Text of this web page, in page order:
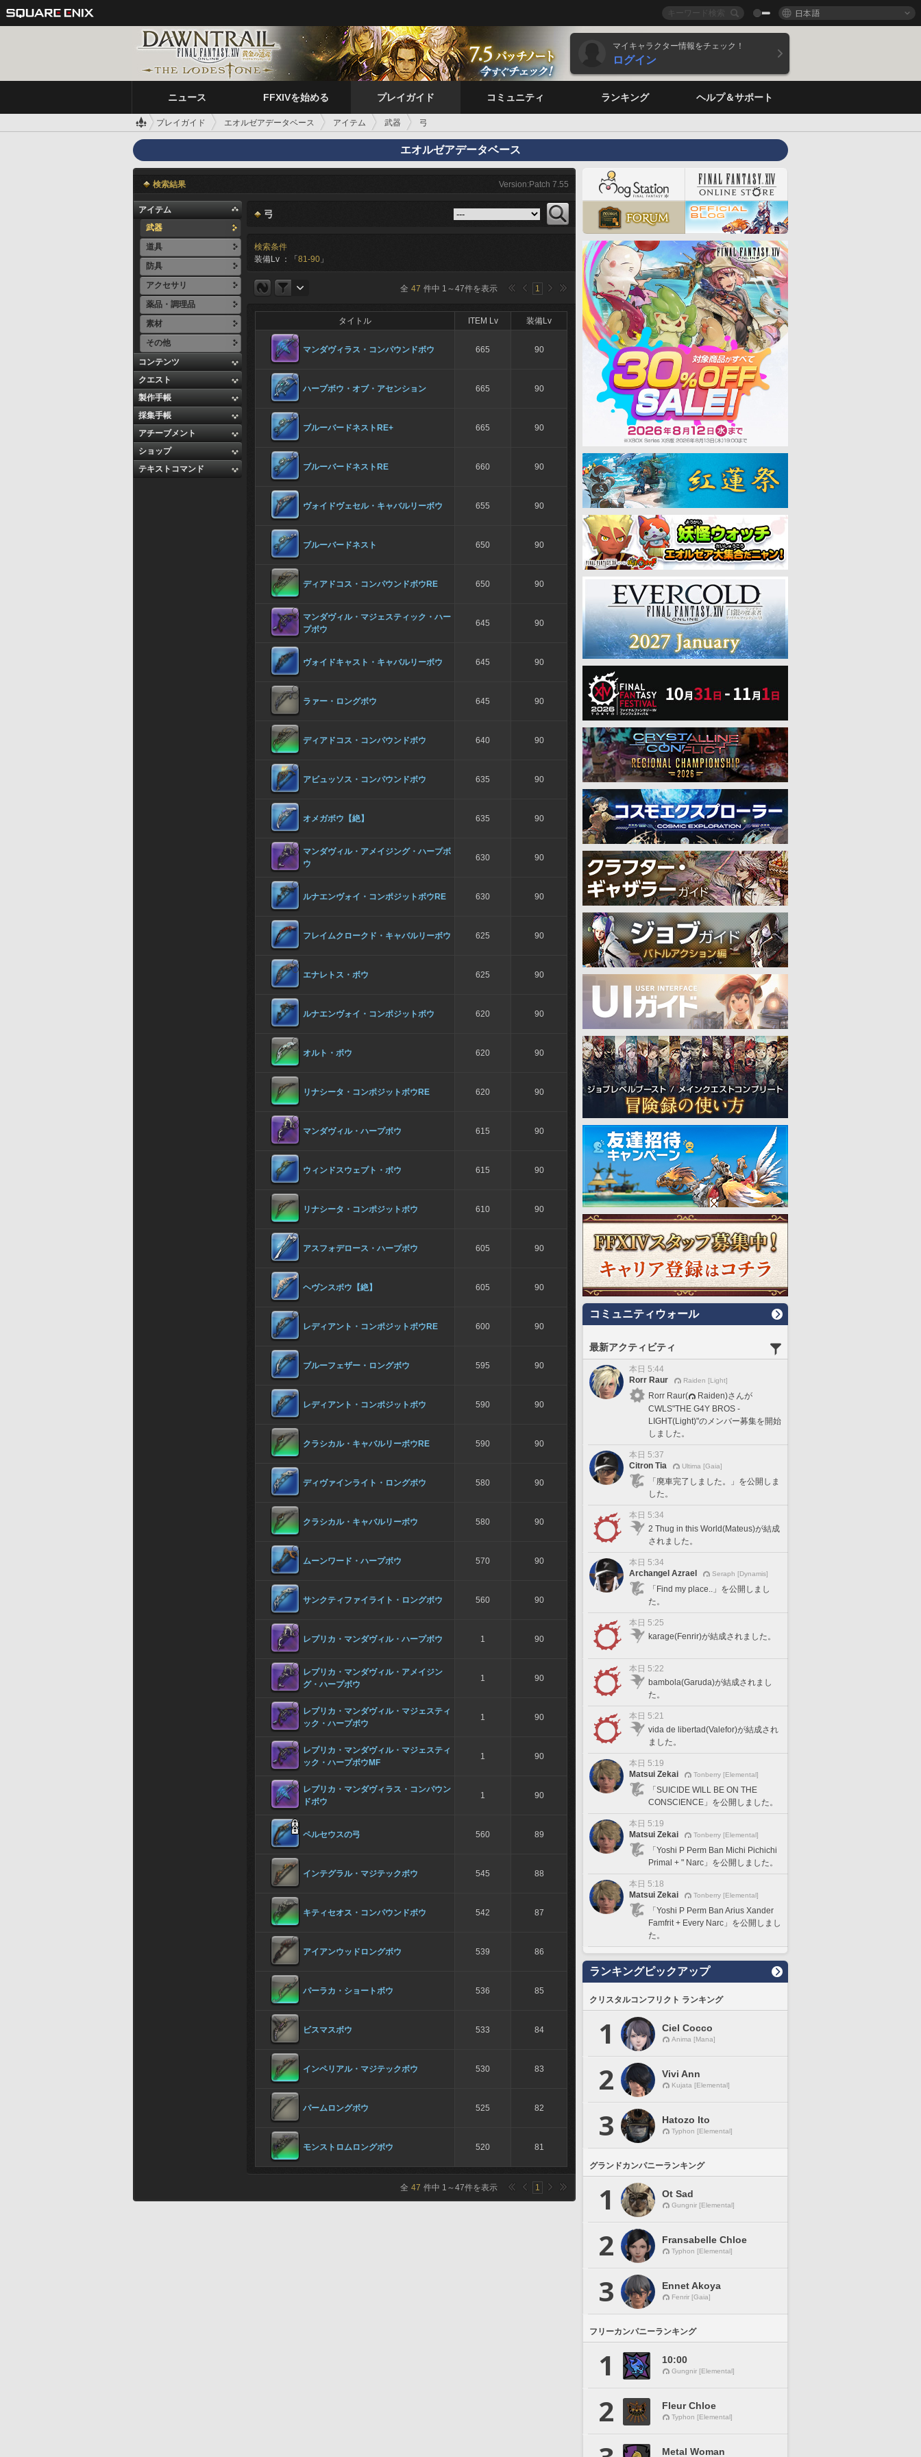
日本語
マイキャラクター情報をチェック！
ログイン
ニュース FFXIVを始める プレイガイド コミュニティ ランキング ヘルプ＆サポート
プレイガイド エオルゼアデータベース アイテム 武器 弓
エオルゼアデータベース
検索結果 Version:Patch 7.55
アイテム
武器
道具
防具
アクセサリ
薬品・調理品
素材
その他
コンテンツ
クエスト
製作手帳
採集手帳
アチーブメント
ショップ
テキストコマンド
弓
検索条件
装備Lv ：「 81-90 」
全 47 件中 1 ～47件を表示 1
タイトル ITEM Lv 装備Lv
マンダヴィラス・コンパウンドボウ 665 90
ハープボウ・オブ・アセンション 665 90
ブルーバードネストRE+ 665 90
ブルーバードネストRE 660 90
ヴォイドヴェセル・キャバルリーボウ 655 90
ブルーバードネスト 650 90
ディアドコス・コンパウンドボウRE 650 90
マンダヴィル・マジェスティック・ハー
プボウ
645 90
ヴォイドキャスト・キャバルリーボウ 645 90
ラァー・ロングボウ 645 90
ディアドコス・コンパウンドボウ 640 90
アビュッソス・コンパウンドボウ 635 90
オメガボウ【絶】 635 90
マンダヴィル・アメイジング・ハープボ
ウ
630 90
ルナエンヴォイ・コンポジットボウRE 630 90
フレイムクロークド・キャバルリーボウ 625 90
エナレトス・ボウ 625 90
ルナエンヴォイ・コンポジットボウ 620 90
オルト・ボウ 620 90
リナシータ・コンポジットボウRE 620 90
マンダヴィル・ハープボウ 615 90
ウィンドスウェプト・ボウ 615 90
リナシータ・コンポジットボウ 610 90
アスフォデロース・ハープボウ 605 90
ヘヴンスボウ【絶】 605 90
レディアント・コンポジットボウRE 600 90
ブルーフェザー・ロングボウ 595 90
レディアント・コンポジットボウ 590 90
クラシカル・キャバルリーボウRE 590 90
ディヴァインライト・ロングボウ 580 90
クラシカル・キャバルリーボウ 580 90
ムーンワード・ハープボウ 570 90
サンクティファイライト・ロングボウ 560 90
レプリカ・マンダヴィル・ハープボウ 1 90
レプリカ・マンダヴィル・アメイジン
グ・ハープボウ
1 90
レプリカ・マンダヴィル・マジェスティ
ック・ハープボウ
1 90
レプリカ・マンダヴィル・マジェスティ
ック・ハープボウMF
1 90
レプリカ・マンダヴィラス・コンパウン
ドボウ
1 90
ペルセウスの弓 560 89
インテグラル・マジテックボウ 545 88
キティセオス・コンパウンドボウ 542 87
アイアンウッドロングボウ 539 86
パーラカ・ショートボウ 536 85
ビスマスボウ 533 84
インペリアル・マジテックボウ 530 83
パームロングボウ 525 82
モンストロムロングボウ 520 81
全 47 件中 1 ～47件を表示 1
コミュニティウォール
最新アクティビティ
本日 5:44
Rorr Raur
Raiden [Light]
Rorr Raur(
Raiden)さんが
CWLS"THE G4Y BROS -
LIGHT(Light)"のメンバー募集を開始
しました。
本日 5:37
Citron Tia
Ultima [Gaia]
「廃車完了しました。」を公開しま
した。
本日 5:34
2 Thug in this World(Mateus)が結成
されました。
本日 5:34
Archangel Azrael
Seraph [Dynamis]
「Find my place..」を公開しまし
た。
本日 5:25
karage(Fenrir)が結成されました。
本日 5:22
bambola(Garuda)が結成されまし
た。
本日 5:21
vida de libertad(Valefor)が結成され
ました。
本日 5:19
Matsui Zekai
Tonberry [Elemental]
「SUICIDE WILL BE ON THE
CONSCIENCE」を公開しました。
本日 5:19
Matsui Zekai
Tonberry [Elemental]
「Yoshi P Perm Ban Michi Pichichi
Primal + " Narc」を公開しました。
本日 5:18
Matsui Zekai
Tonberry [Elemental]
「Yoshi P Perm Ban Arius Xander
Famfrit + Every Narc」を公開しまし
た。
ランキングピックアップ
クリスタルコンフリクト ランキング
1 Ciel Cocco
Anima [Mana]
2 Vivi Ann
Kujata [Elemental]
3 Hatozo Ito
Typhon [Elemental]
グランドカンパニーランキング
1 Ot Sad
Gungnir [Elemental]
2 Fransabelle Chloe
Typhon [Elemental]
3 Ennet Akoya
Fenrir [Gaia]
フリーカンパニーランキング
1 10:00
Gungnir [Elemental]
2 Fleur Chloe
Typhon [Elemental]
Metal Woman